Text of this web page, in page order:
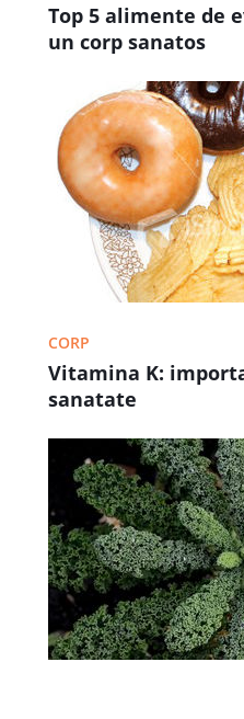
Top 5 alimente de
un corp sanatos
CORP
Vitamina K:
sanatate